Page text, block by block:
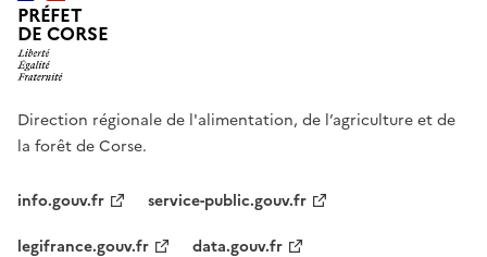
PRÉFET
DE CORSE
Direction régionale de l'alimentation, de l’agriculture et de
la forêt de Corse.
info.gouv.fr
service-public.gouv.fr
legifrance.gouv.fr
data.gouv.fr